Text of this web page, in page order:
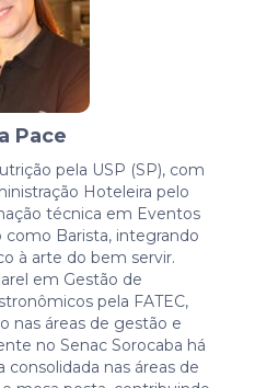
Pace
pela USP (SP), com
Hoteleira pelo
técnica em Eventos
como Barista, integrando
à arte do bem servir.
em Gestão de
pela FATEC,
nas áreas de gestão e
no Senac Sorocaba há
consolidada nas áreas de